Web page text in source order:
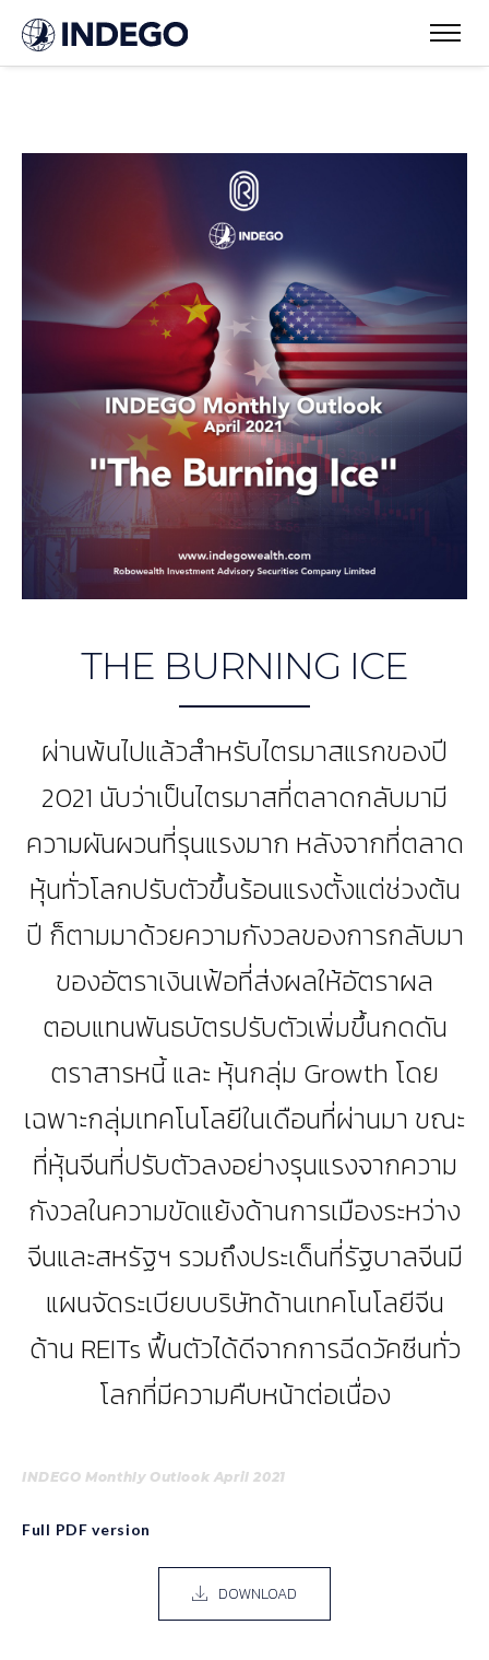
THE BURNING ICE
ผ่านพ้นไปแล้วสำหรับไตรมาสแรกของปี
2021 นับว่าเป็นไตรมาสที่ตลาดกลับมามี
ความผันผวนที่รุนแรงมาก หลังจากที่ตลาด
หุ้นทั่วโลกปรับตัวขึ้นร้อนแรงตั้งแต่ช่วงต้น
ปี ก็ตามมาด้วยความกังวลของการกลับมา
ของอัตราเงินเฟ้อที่ส่งผลให้อัตราผล
ตอบแทนพันธบัตรปรับตัวเพิ่มขึ้นกดดัน
ตราสารหนี้ และ หุ้นกลุ่ม Growth โดย
เฉพาะกลุ่มเทคโนโลยีในเดือนที่ผ่านมา ขณะ
ที่หุ้นจีนที่ปรับตัวลงอย่างรุนแรงจากความ
กังวลในความขัดแย้งด้านการเมืองระหว่าง
จีนและสหรัฐฯ รวมถึงประเด็นที่รัฐบาลจีนมี
แผนจัดระเบียบบริษัทด้านเทคโนโลยีจีน
ด้าน REITs ฟื้นตัวได้ดีจากการฉีดวัคซีนทั่ว
โลกที่มีความคืบหน้าต่อเนื่อง
INDEGO Monthly Outlook April 2021
Full PDF version
DOWNLOAD